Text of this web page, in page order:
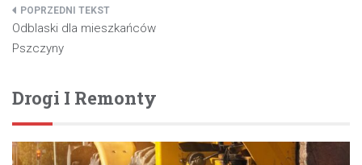
Nawigacja
wpisu
Odblaski dla mieszkańców
Pszczyny
Drogi I Remonty